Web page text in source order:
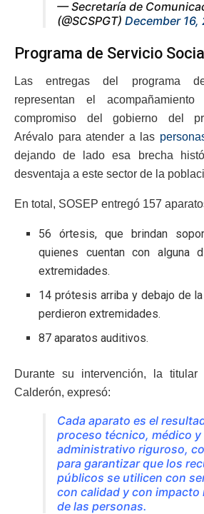
— Secretaría de
(@SCSPGT) December 16,
Programa de Servicio
Las entregas del programa
representan el
compromiso del gobierno del
Arévalo para atender a las
dejando de lado esa brecha
desventaja a este sector de la
En total, SOSEP entregó 157
56 órtesis, que brindan
quienes cuentan con alguna
extremidades.
14 prótesis arriba y debajo de
perdieron extremidades.
87 aparatos auditivos.
Durante su intervención, la titular
Calderón, expresó:
Cada aparato es el
proceso técnico, médico y
administrativo riguroso,
para garantizar que los
públicos se utilicen con
con calidad y con impacto
de las personas.